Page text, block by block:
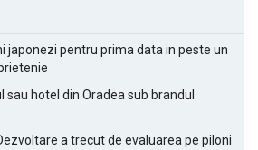
japonezi pentru prima data in peste un
hotel din Oradea sub brandul
a trecut de evaluarea pe piloni